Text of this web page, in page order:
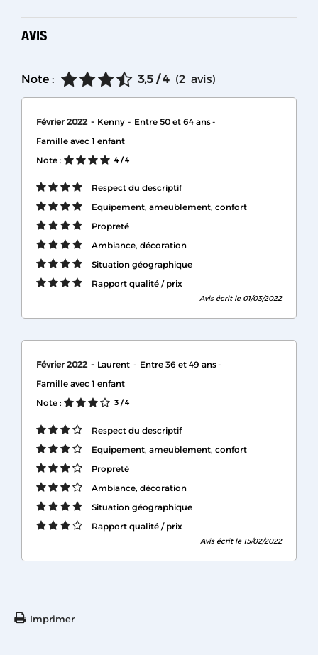
AVIS
Note : 3,5 / 4 (2 avis)
Février 2022 Kenny
Entre 50 et 64 ans
Famille avec 1 enfant
Note :
4 / 4
Respect du descriptif
Equipement, ameublement, confort
Propreté
Ambiance, décoration
Situation géographique
Rapport qualité / prix
Avis écrit le 01/03/2022
Février 2022 Laurent
Entre 36 et 49 ans
Famille avec 1 enfant
Note :
3 / 4
Respect du descriptif
Equipement, ameublement, confort
Propreté
Ambiance, décoration
Situation géographique
Rapport qualité / prix
Avis écrit le 15/02/2022
Imprimer